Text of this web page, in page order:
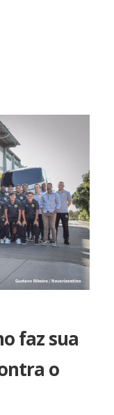
faz sua
o